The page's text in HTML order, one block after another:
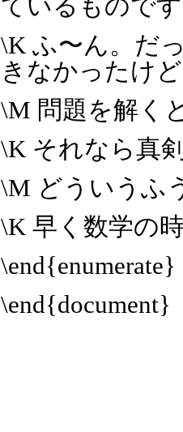
ているもので
\K ふ〜ん。だ
きなかったけ
\M 問題を解く
\K それなら真
\M どういうふ
\K 早く数学の
\end{enumerate}
\end{document}